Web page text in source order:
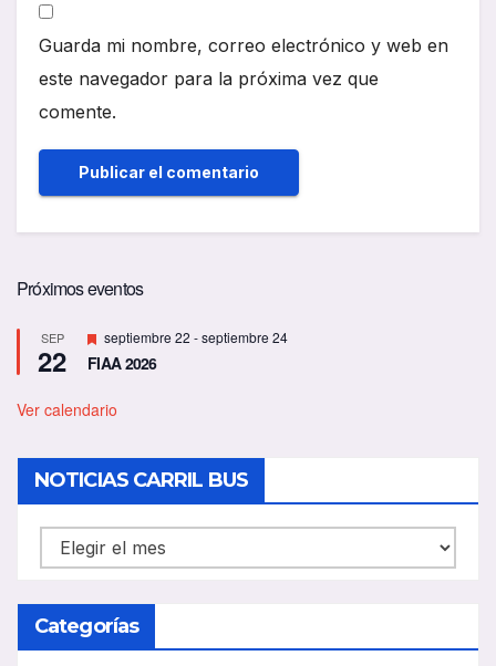
Guarda mi nombre, correo electrónico y web en
este navegador para la próxima vez que
comente.
Próximos eventos
SEP
22
D
e
s
a
d
o
septiembre 22 -septiembre 24
FIAA 2026
Ver calendario
NOTICIAS CARRIL BUS
NOTICIAS
CARRIL
BUS
Categorías